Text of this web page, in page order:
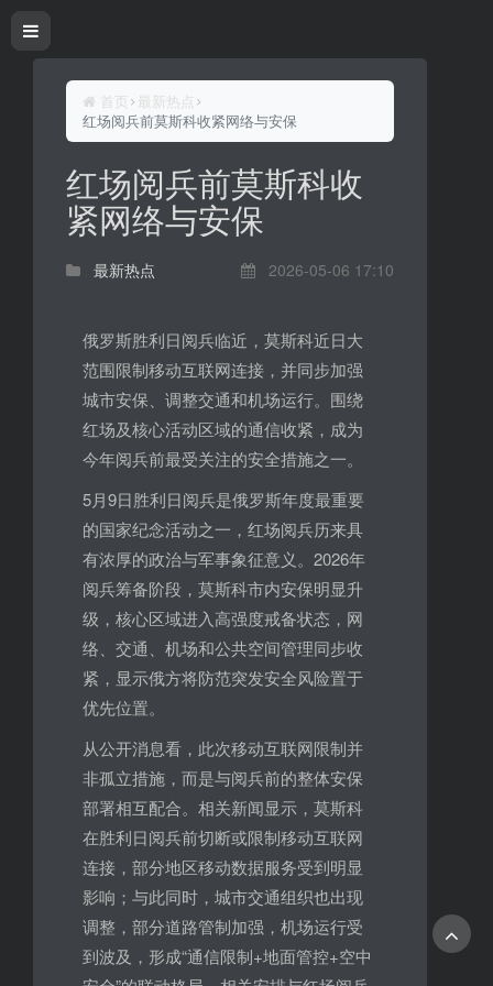
首页
最新热点
红场阅兵前莫斯科收紧网络与安保
红场阅兵前莫斯科收
紧网络与安保
最新热点 2026-05-06 17:10
俄罗斯胜利日阅兵临近，莫斯科近日大
范围限制移动互联网连接，并同步加强
城市安保、调整交通和机场运行。围绕
红场及核心活动区域的通信收紧，成为
今年阅兵前最受关注的安全措施之一。
5月9日胜利日阅兵是俄罗斯年度最重要
的国家纪念活动之一，红场阅兵历来具
有浓厚的政治与军事象征意义。2026年
阅兵筹备阶段，莫斯科市内安保明显升
级，核心区域进入高强度戒备状态，网
络、交通、机场和公共空间管理同步收
紧，显示俄方将防范突发安全风险置于
优先位置。
从公开消息看，此次移动互联网限制并
非孤立措施，而是与阅兵前的整体安保
部署相互配合。相关新闻显示，莫斯科
在胜利日阅兵前切断或限制移动互联网
连接，部分地区移动数据服务受到明显
影响；与此同时，城市交通组织也出现
调整，部分道路管制加强，机场运行受
到波及，形成“通信限制+地面管控+空中